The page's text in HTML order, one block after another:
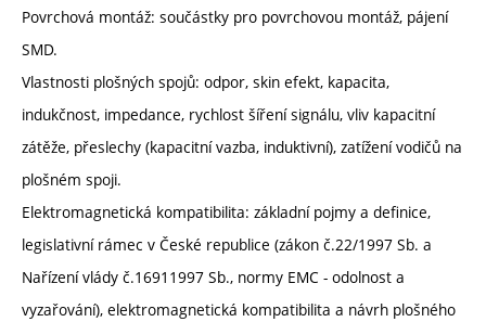
Povrchová montáž: součástky pro povrchovou montáž, pájení
SMD.
Vlastnosti plošných spojů: odpor, skin efekt, kapacita,
indukčnost, impedance, rychlost šíření signálu, vliv kapacitní
zátěže, přeslechy (kapacitní vazba, induktivní), zatížení vodičů na
plošném spoji.
Elektromagnetická kompatibilita: základní pojmy a definice,
legislativní rámec v České republice (zákon č.22/1997 Sb. a
Nařízení vlády č.16911997 Sb., normy EMC - odolnost a
vyzařování), elektromagnetická kompatibilita a návrh plošného